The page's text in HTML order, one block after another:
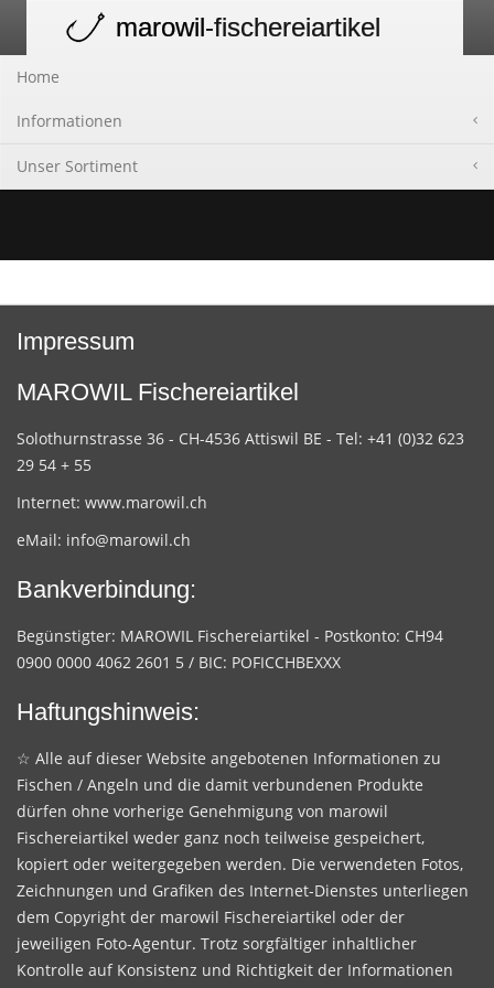
navigation
marowil-fischereiartikel
Home
Informationen
Unser Sortiment
Impressum
MAROWIL Fischereiartikel
Solothurnstrasse 36 - CH-4536 Attiswil BE - Tel: +41 (0)32 623
29 54 + 55
Internet: www.marowil.ch
eMail: info@marowil.ch
Bankverbindung:
Begünstigter: MAROWIL Fischereiartikel - Postkonto: CH94
0900 0000 4062 2601 5 / BIC: POFICCHBEXXX
Haftungshinweis:
☆ Alle auf dieser Website angebotenen Informationen zu
Fischen / Angeln und die damit verbundenen Produkte
dürfen ohne vorherige Genehmigung von marowil
Fischereiartikel weder ganz noch teilweise gespeichert,
kopiert oder weitergegeben werden. Die verwendeten Fotos,
Zeichnungen und Grafiken des Internet-Dienstes unterliegen
dem Copyright der marowil Fischereiartikel oder der
jeweiligen Foto-Agentur. Trotz sorgfältiger inhaltlicher
Kontrolle auf Konsistenz und Richtigkeit der Informationen